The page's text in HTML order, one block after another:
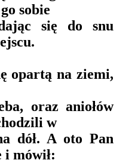
sobie
się do snu
opartą na ziemi,
oraz aniołów
w
dół. A oto Pan
i mówił: